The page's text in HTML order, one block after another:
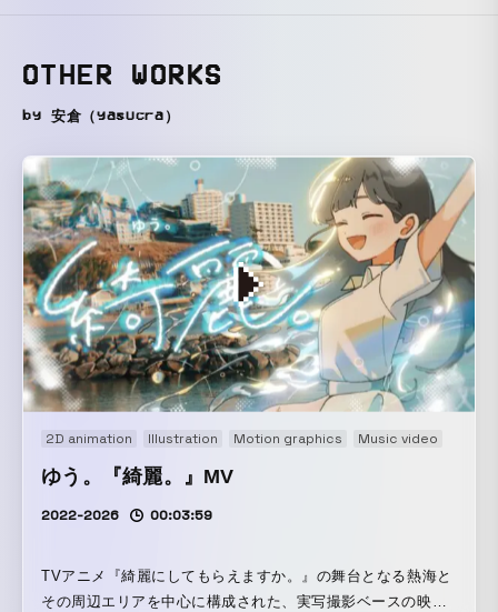
OTHER WORKS
by 安倉（yasucra）
2D animation Illustration Motion graphics Music video
ゆう。『綺麗。』MV
2022-2026 00:03:59
TVアニメ『綺麗にしてもらえますか。』の舞台となる熱海と
その周辺エリアを中心に構成された、実写撮影ベースの映像